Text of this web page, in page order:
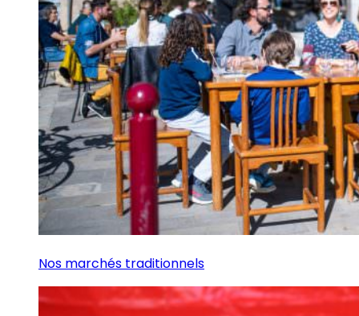
Nos marchés traditionnels